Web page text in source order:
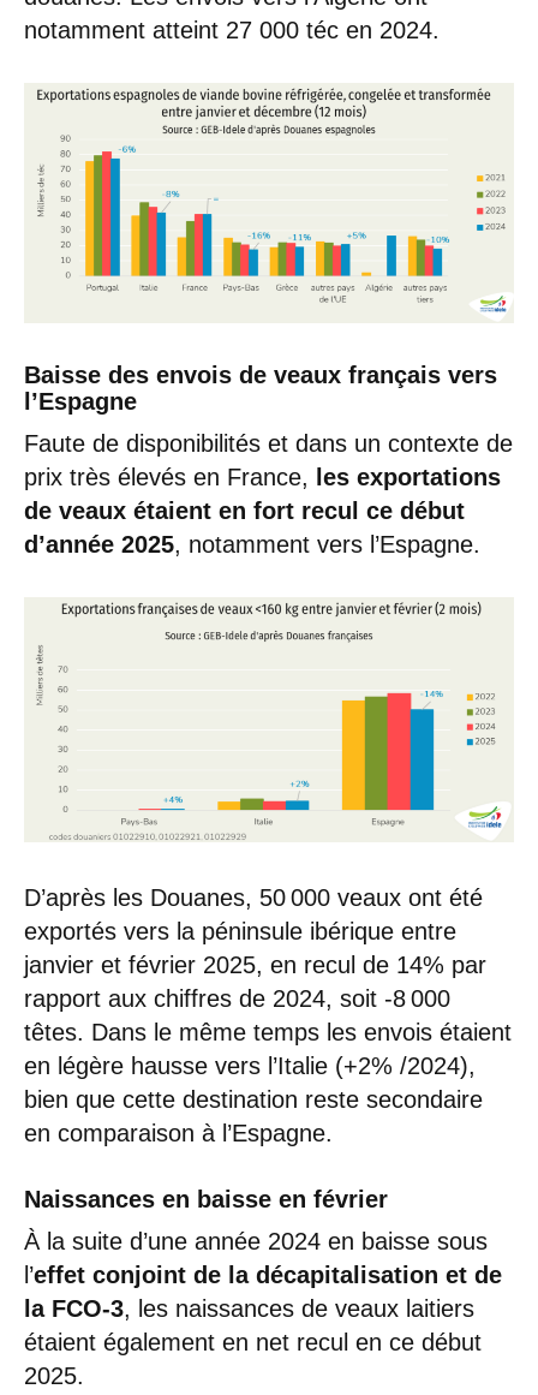
notamment atteint 27 000 téc en 2024.
Baisse des envois de veaux français vers
l’Espagne
Faute de disponibilités et dans un contexte de
prix très élevés en France,
les exportations
de veaux étaient en fort recul ce début
d’année 2025, notamment vers l’Espagne.
D’après les Douanes, 50 000 veaux ont été
exportés vers la péninsule ibérique entre
janvier et février 2025, en recul de 14% par
rapport aux chiffres de 2024, soit -8 000
têtes. Dans le même temps les envois étaient
en légère hausse vers l’Italie (+2% /2024),
bien que cette destination reste secondaire
en comparaison à l’Espagne.
Naissances en baisse en février
À la suite d’une année 2024 en baisse sous
l’effet conjoint de la décapitalisation et de
la FCO-3, les naissances de veaux laitiers
étaient également en net recul en ce début
2025.